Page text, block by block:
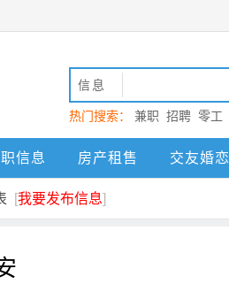
信息
热门搜索： 兼职 招聘 零工
动 景德镇
信息 房产租售 交友婚恋
[我要发布信息]